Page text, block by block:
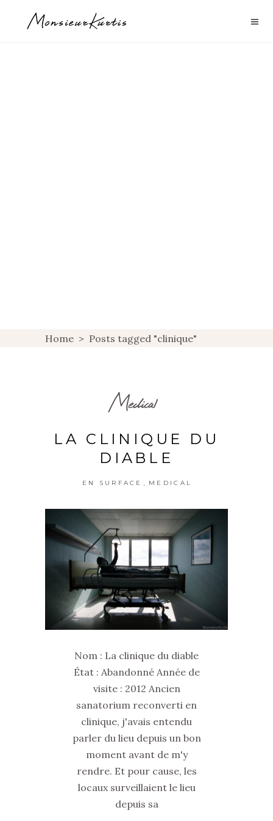
Home > Posts tagged "clinique"
Medical
LA CLINIQUE DU
DIABLE
EN SURFACE MEDICAL
Nom : La clinique du diable
État : Abandonné Année de
visite : 2012 Ancien
sanatorium reconverti en
clinique, j'avais entendu
parler du lieu depuis un bon
moment avant de m'y
rendre. Et pour cause, les
locaux surveillaient le lieu
depuis sa